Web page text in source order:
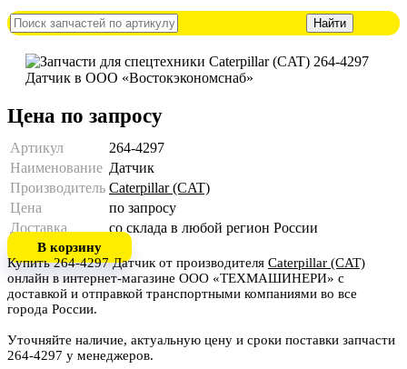
Цена по запросу
Артикул
264-4297
Наименование Датчик
Производитель Caterpillar (CAT)
Цена
по запросу
Доставка
со склада в любой регион России
В корзину
Купить 264-4297 Датчик от производителя Caterpillar (CAT)
онлайн в интернет-магазине ООО «ТЕХМАШИНЕРИ» с
доставкой и отправкой транспортными компаниями во все
города России.
Уточняйте наличие, актуальную цену и сроки поставки запчасти
264-4297 у менеджеров.